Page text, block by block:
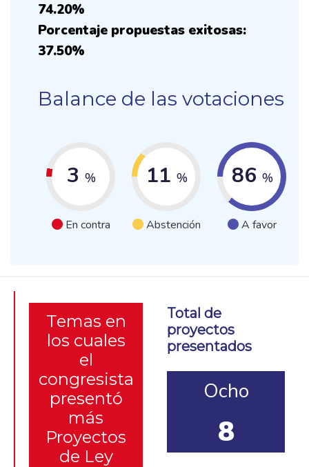
74.20%
Porcentaje propuestas exitosas:
37.50%
Balance de las votaciones
3 %
En contra
11 %
Abstención
86 %
A favor
Temas en
los cuales
el
congresista
presentó
más
Proyectos
de Ley
Total de
proyectos
presentados
Ocho
8